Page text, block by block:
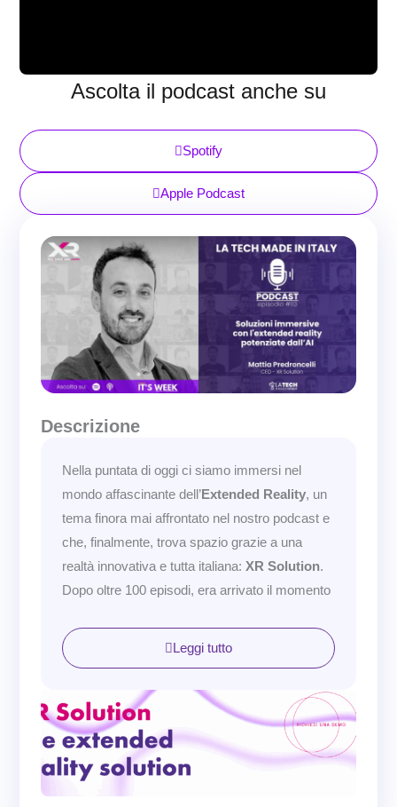
Ascolta il podcast anche su
Spotify
Apple Podcast
Descrizione
Nella puntata di oggi ci siamo immersi nel
mondo affascinante dell’Extended Reality, un
tema finora mai affrontato nel nostro podcast e
che, finalmente, trova spazio grazie a una
realtà innovativa e tutta italiana:XR Solution.
Dopo oltre 100 episodi, era arrivato il momento
e naturalmente di come queste tecnologie
possano essere
viaggio immersivo è
Mattia Pedroncelli, CEO
di XR Solution, che ci racconta con
entusiasmo la visione e le applicazioni
concrete di queste tecnologie nel mondo
Leggi tutto